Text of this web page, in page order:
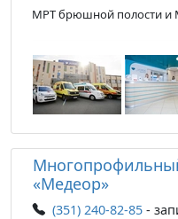
МРТ брюшной полости и
«Медеор»
(351) 240-82-85 -